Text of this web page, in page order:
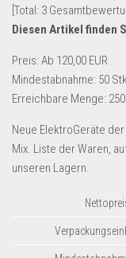
Spielzeug & Games
Sport & Freizeit
Uhren & Schmuck
Restposten-
Restposten für
eBay Restposten
[Total: 3
Diesen Artikel finden
Preis: Ab 120,00 EUR
Mindestabnahme: 50
Erreichbare Menge:
Neue ElektroGeräte
Mix. Liste der Waren,
unseren Lagern.